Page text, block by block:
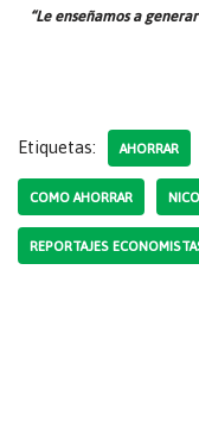
“Le enseñamos a
Etiquetas: AHORRAR
COMO AHORRAR
REPORTAJES